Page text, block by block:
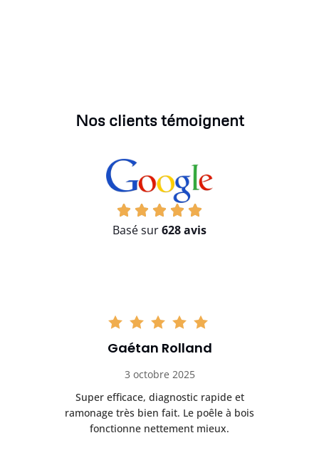
Nos clients témoignent
Basé sur628 avis
Gaétan Rolland
3 octobre 2025
Super efficace, diagnostic rapide et
ramonage très bien fait. Le poêle à bois
fonctionne nettement mieux.